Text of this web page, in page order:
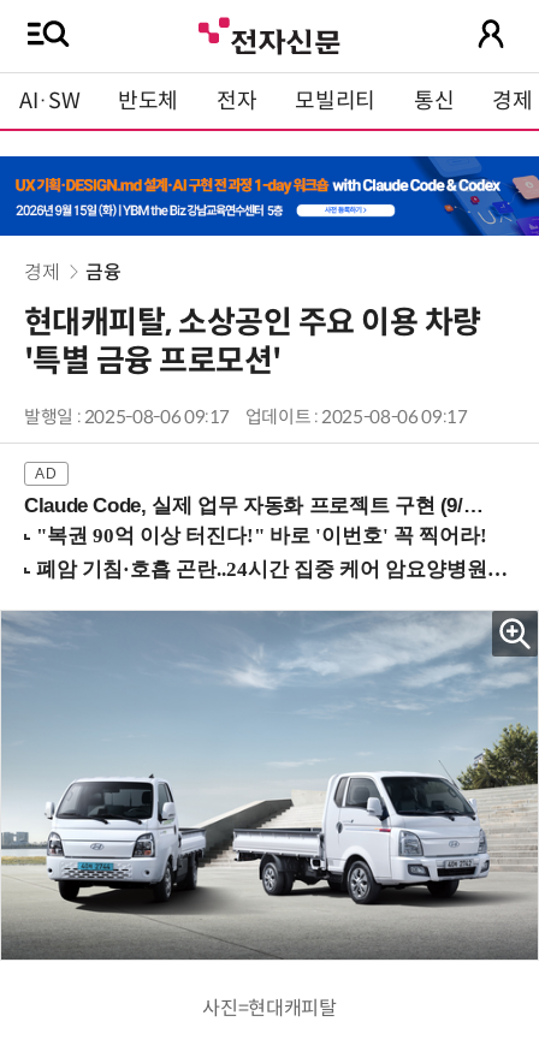
AI·SW 반도체 전자 모빌리티 통신 경제
경제 금융
현대캐피탈, 소상공인 주요 이용 차량
'특별 금융 프로모션'
발행일 : 2025-08-06 09:17 업데이트 : 2025-08-06 09:17
Claude Code, 실제 업무 자동화 프로젝트 구현 (9/16 ~17 강남역)
사진=현대캐피탈